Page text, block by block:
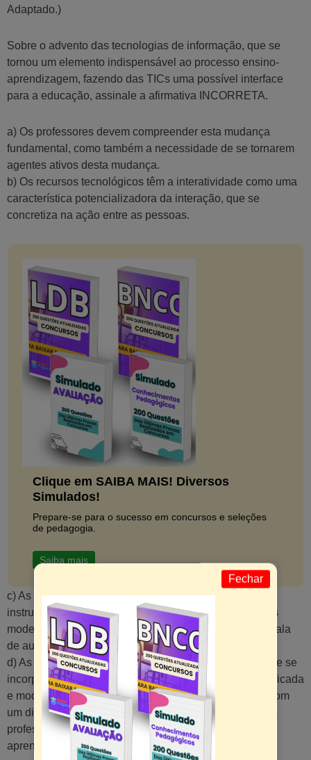
Adaptado.)
Sobre o advento das tecnologias de informação, que se
tornou um elemento indispensável ao processo ensino-
aprendizagem, fazendo das TICs uma possível interface
para a educação, assinale a afirmativa INCORRETA.
a) Os professores devem compreender esta mudança
fundamental, como também a necessidade de se tornarem
agentes ativos desta mudança.
b) Os recursos tecnológicos têm a interatividade como uma
característica potencializadora da interação, que se
concretiza na ação entre as pessoas.
Clique em SAIBA MAIS! Diversos
Simulados!
Prepare-se para o sucesso em concursos e seleções
de pedagogia.
Saiba mais
c) As TICs devem ter como objetivo meramente
instrumentalizar o professor com recursos pedagógicos
modernos e auxiliá-lo em sua prática pedagógica em sala
de aula.
d) As tecnologias digitais são recursos tecnológicos que se
incorporam, proporcionando uma comunicação diversificada
e modificando o sistema de ensino; vem cooperando com
um diferencial produtivo, aumentando a interação entre
professor- aluno e melhorando o modo de transmitir e
aprender.
Fechar